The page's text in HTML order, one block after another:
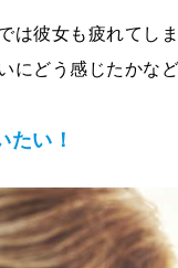
は彼女も疲れてし
にどう感じたかな
たい！